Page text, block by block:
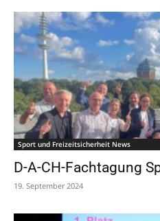
Sport und Freizeitsicherheit News
D-A-CH-Fachtagung
19. September 2024